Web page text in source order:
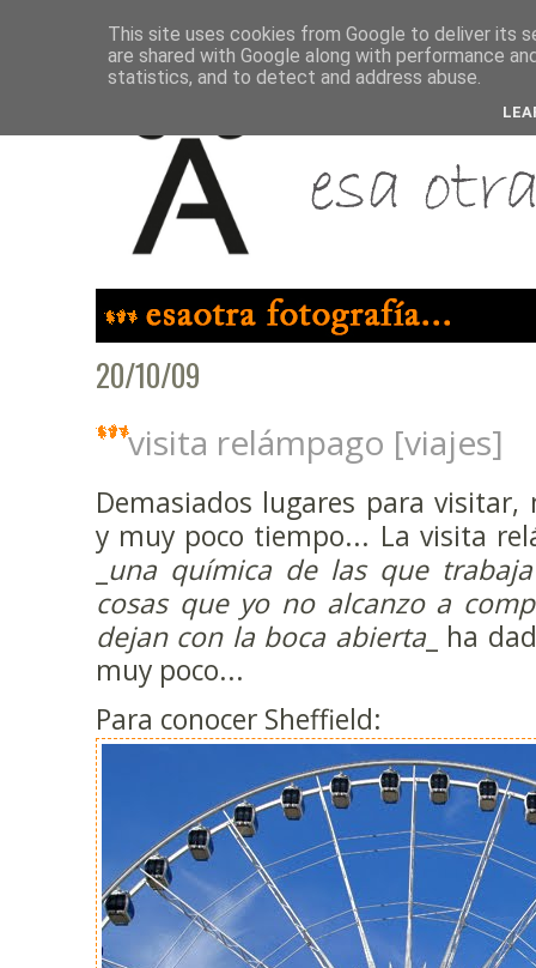
20/10/09
visita relámpago [viajes]
Demasiados lugares para
y muy poco tiempo... La visita
una química de las que
cosas que yo no alcanzo a
dejan con la boca abierta_ ha
muy poco...
Para conocer Sheffield:
This site uses cookies from Google to deliver its
are shared with Google along with performance
statistics, and to detect and address abuse.